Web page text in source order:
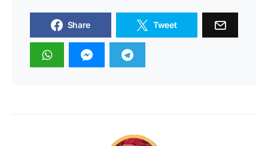
Share Tweet